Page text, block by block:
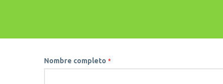
Nombre completo *